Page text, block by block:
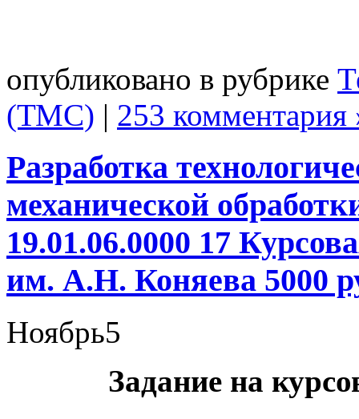
опубликовано в рубрике
(ТМС) | 253 комментария
Разработка
механической
19.01.06.0000 17
им. А.Н. Коняева 5000
Ноябрь5
Задание на